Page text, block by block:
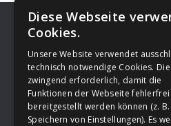
Footer →Deine Spende
Diese Webseite
Cookies.
Unsere Website verwendet
technisch notwendige Cookies.
zwingend erforderlich, damit die
Funktionen der Webseite fehlerfrei
bereitgestellt werden können (z. B.
Speichern von Einstellungen). Es